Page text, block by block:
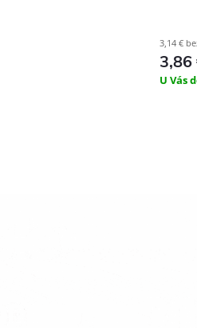
3,14 €
3,86
U Vás